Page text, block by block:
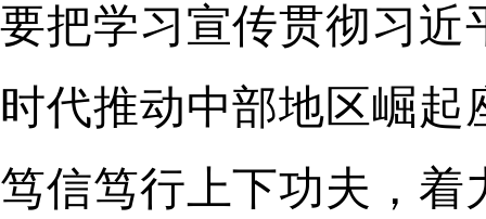
要把学习宣传贯彻习近
时代推动中部地区崛
笃信笃行上下功夫，